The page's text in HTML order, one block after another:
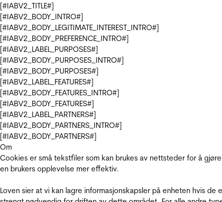
[#IABV2_TITLE#]
[#IABV2_BODY_INTRO#]
[#IABV2_BODY_LEGITIMATE_INTEREST_INTRO#]
[#IABV2_BODY_PREFERENCE_INTRO#]
[#IABV2_LABEL_PURPOSES#]
[#IABV2_BODY_PURPOSES_INTRO#]
[#IABV2_BODY_PURPOSES#]
[#IABV2_LABEL_FEATURES#]
[#IABV2_BODY_FEATURES_INTRO#]
[#IABV2_BODY_FEATURES#]
[#IABV2_LABEL_PARTNERS#]
[#IABV2_BODY_PARTNERS_INTRO#]
[#IABV2_BODY_PARTNERS#]
Om
Cookies er små tekstfiler som kan brukes av nettsteder for å gjøre
en brukers opplevelse mer effektiv.
Loven sier at vi kan lagre informasjonskapsler på enheten hvis de